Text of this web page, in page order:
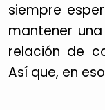
siempre
mantener
relación de
Así que, en